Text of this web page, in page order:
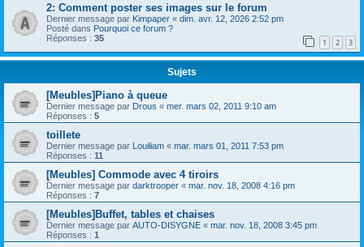
2: Comment poster ses images sur le forum
Dernier message par Kimpaper « dim. avr. 12, 2026 2:52 pm
Posté dans Pourquoi ce forum ?
Réponses : 35 1 2 3
Sujets
[Meubles]Piano à queue
Dernier message par Drous « mer. mars 02, 2011 9:10 am
Réponses : 5
toillete
Dernier message par Louiliam « mar. mars 01, 2011 7:53 pm
Réponses : 11
[Meubles] Commode avec 4 tiroirs
Dernier message par darktrooper « mar. nov. 18, 2008 4:16 pm
Réponses : 7
[Meubles]Buffet, tables et chaises
Dernier message par AUTO-DISYGNE « mar. nov. 18, 2008 3:45 pm
Réponses : 1